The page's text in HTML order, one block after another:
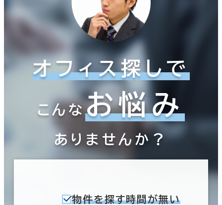
オフィス探しで
こんなお悩み
ありませんか？
物件を探す時間が無い